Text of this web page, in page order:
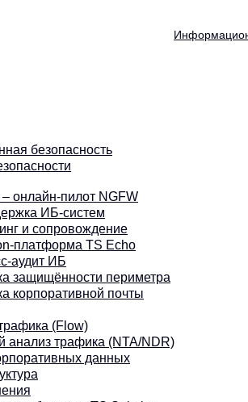
безопасность
онлайн-пилот NGFW
ИБ-cистем
и сопровождение
платформа TS Echo
аудит ИБ
защищённости периметра
корпоративной почты
(Flow)
анализ трафика (NTA/NDR)
данных